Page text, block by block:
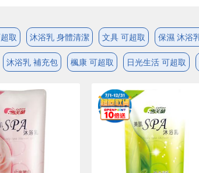
取 沐浴乳 身體清潔 文具 可超取 保濕 沐浴
沐浴乳 補充包 楓康 可超取 日光生活 可超取